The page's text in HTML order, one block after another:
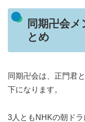
同期卍会
とめ
同期卍会は、正門君
下になります。
3人ともNHKの朝ドラ